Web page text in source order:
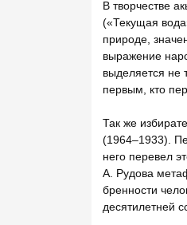
В творчестве
(«Текущая
природе,
выражение
выделяется не
первым, кто
Так же
(1964–1933).
него перевел
А. Рудова
бренности
десятилетней